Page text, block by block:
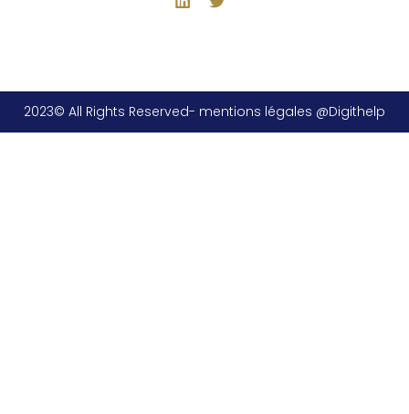
2023© All Rights Reserved- mentions légales @Digithelp